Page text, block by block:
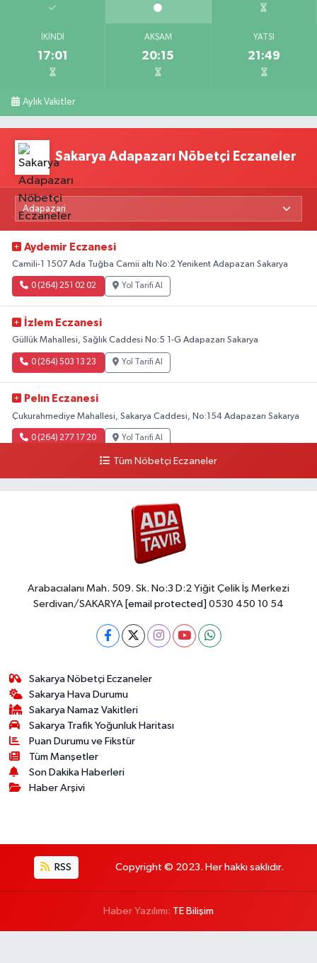
İKINDI
17:01
AKŞAM
20:15
YATSI
21:49
Aylık Vakitler
Sakarya Adapazarı Nöbetçi Eczaneler
Aydemir Eczanesi
Camili-1 1507 Ada Tuğba Camii altı No:2 Yenikent Adapazarı Sakarya
0 (264) 251 02 02 Yol Tarifi Al
İzlem Eczanesi
Güllük Mahallesi, Sağlık Caddesi No:5 1-G Adapazarı Sakarya
0 (264) 503 13 23 Yol Tarifi Al
Pelın Eczanesi
Çukurahmediye Mahallesi, Sakarya Caddesi, No:154 Adapazarı Sakarya
0 (264) 277 17 20 Yol Tarifi Al
Tüm Nöbetçi Eczaneler
Arabacıalanı Mah. 509. Sk. No:3 D:2 Yiğit Çelik İş Merkezi
Serdivan/SAKARYA [email protected] 0530 450 10 54
Sakarya Nöbetçi Eczaneler
Sakarya Hava Durumu
Sakarya Namaz Vakitleri
Sakarya Trafik Yoğunluk Haritası
Puan Durumu ve Fikstür
Tüm Manşetler
Son Dakika Haberleri
Haber Arşivi
RSS Copyright © 2023. Her hakkı saklıdır.
Haber Yazılımı: TE Bilişim